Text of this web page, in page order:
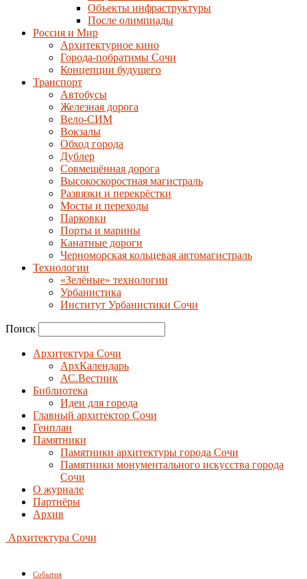
Объекты инфраструктуры
После олимпиады
Россия и Мир
Архитектурное кино
Города-побратимы Сочи
Концепции будущего
Транспорт
Автобусы
Железная дорога
Вело-СИМ
Вокзалы
Обход города
Дублер
Совмещённая дорога
Высокоскоростная магистраль
Развязки и перекрёстки
Мосты и переходы
Парковки
Порты и марины
Канатные дороги
Черноморская кольцевая автомагистраль
Технологии
«Зелёные» технологии
Урбанистика
Институт Урбанистики Сочи
Поиск
Архитектура Сочи
АрхКалендарь
АС.Вестник
Библиотека
Идеи для города
Главный архитектор Сочи
Генплан
Памятники
Памятники архитектуры города Сочи
Памятники монументального искусства города
Сочи
О журнале
Партнёры
Архив
Архитектура Сочи
События